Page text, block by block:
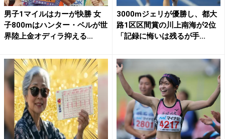
男子1マイルはカーが快勝 女
子800mはハンター・ベルが世
界陸上金オディラ抑える...
3000mジェリが優勝し、都大
路1区区間賞の川上南海が2位
「記録に悔いは残るが手...